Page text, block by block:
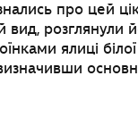
про цей
вид, розглянули
ялиці